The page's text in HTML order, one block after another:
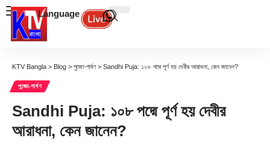
Language
KTV Bangla > Blog > পুজো-পার্বণ > Sandhi Puja: ১০৮ পদ্মে পূর্ণ হয় দেবীর আরাধনা, কেন জানেন?
পুজো-পার্বণ
Sandhi Puja: ১০৮ পদ্মে পূর্ণ হয় দেবীর
আরাধনা, কেন জানেন?